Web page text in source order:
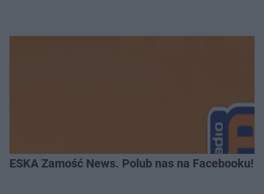
ESKA Zamość News. Polub nas na Facebooku!